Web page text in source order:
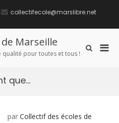
collectifecole@marslibre.net
Marseille
pour toutes et tous !
Afficher
que…
par Collectif des écoles de